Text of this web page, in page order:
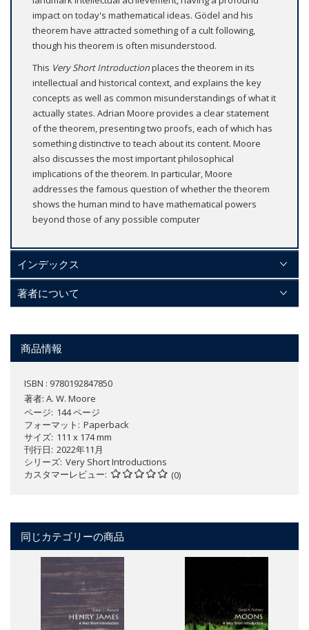
impact on today's mathematical ideas. Gödel and his
theorem have attracted something of a cult following,
though his theorem is often misunderstood.
This Very Short Introductionplaces the theorem in its
intellectual and historical context, and explains the key
concepts as well as common misunderstandings of what it
actually states. Adrian Moore provides a clear statement
of the theorem, presenting two proofs, each of which has
something distinctive to teach about its content. Moore
also discusses the most important philosophical
implications of the theorem. In particular, Moore
addresses the famous question of whether the theorem
shows the human mind to have mathematical powers
beyond those of any possible computer
インデックス
著者について
商品情報
ISBN : 9780192847850
著者: A. W. Moore
ページ 144 ページ
フォーマット
Paperback
サイズ 111 x 174 mm
刊行日 2022年11月
シリーズ Very Short Introductions
カスタマーレビュー
(0)
同じカテゴリーの商品